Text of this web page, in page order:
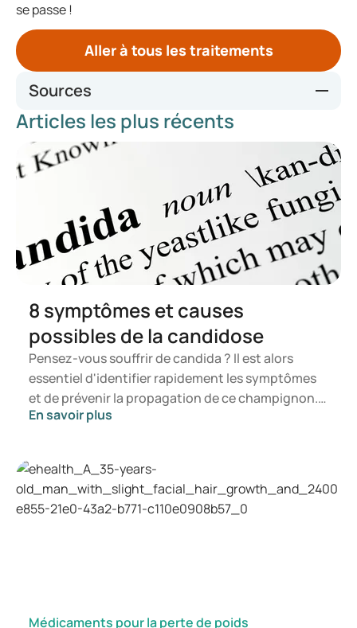
se passe !
Aller à tous les traitements
Sources
infotalia.com
Articles les plus récents
8 symptômes et causes
possibles de la candidose
Pensez-vous souffrir de candida ? Il est alors
essentiel d'identifier rapidement les symptômes
et de prévenir la propagation de ce champignon.
Dans cet article, vous découvrirez ce qu'est le
développement d'une infection à candida. Vous
saurez ainsi à quel moment il est pertinent de
consulter un professionnel de santé.
En savoir plus
Médicaments pour la perte de poids